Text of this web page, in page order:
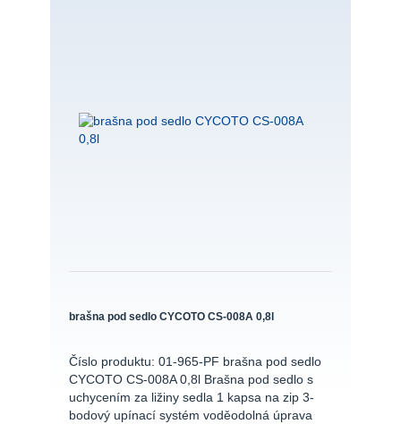
brašna pod sedlo CYCOTO CS-008A 0,8l
Číslo produktu: 01-965-PF brašna pod sedlo
CYCOTO CS-008A 0,8l Brašna pod sedlo s
uchycením za ližiny sedla 1 kapsa na zip 3-
bodový upínací systém voděodolná úprava